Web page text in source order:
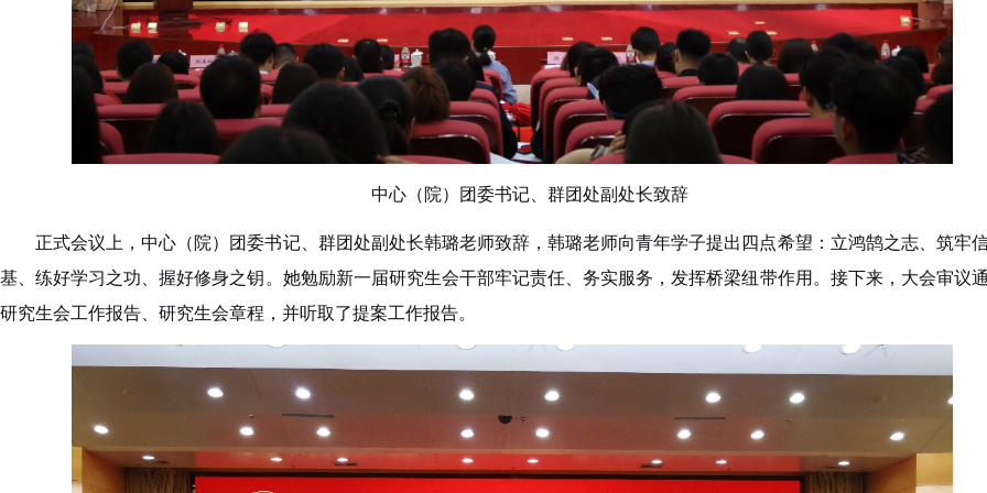
中心（院）团委书记、群团处副处长致辞
正式会议上，中心（院）团委书记、群团处副处长韩璐老师致辞，韩璐老师向青年学子提出四点希望：立鸿鹄之志、筑牢
基、练好学习之功、握好修身之钥。她勉励新一届研究生会干部牢记责任、务实服务，发挥桥梁纽带作用。接下来，大会审议
研究生会工作报告、研究生会章程，并听取了提案工作报告。